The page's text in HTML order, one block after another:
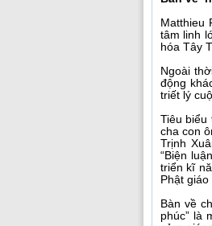
Matthieu
tâm linh
hóa Tây
Ngoài
động
triết lý
Tiêu biểu
cha con
Trịnh
“Biện
triển kĩ
Phật giáo
Bàn về
phúc” là